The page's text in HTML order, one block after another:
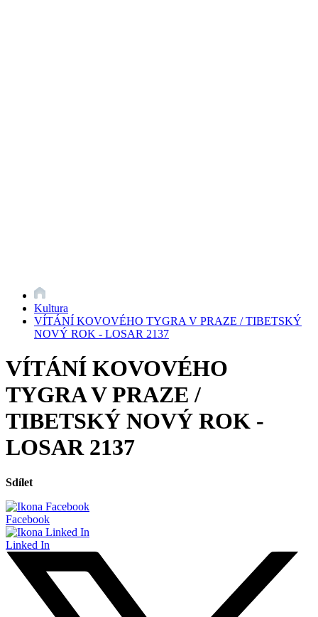
Kultura
VÍTÁNÍ KOVOVÉHO TYGRA V PRAZE / TIBETSKÝ
NOVÝ ROK - LOSAR 2137
VÍTÁNÍ KOVOVÉHO
TYGRA V PRAZE /
TIBETSKÝ NOVÝ ROK -
LOSAR 2137
Sdílet
Facebook
Linked In